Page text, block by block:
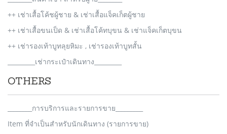
++ เช่าเสื้อโค้ชผู้ชาย & เช่าเสื้อแจ็คเก็ตผู้ชาย
++ เช่าเสื้อขนเป็ด & เช่าเสื้อโค้ทบุขน & เช่าแจ็คเก็ตบุขน
++ เช่ารองเท้าบูทลุยหิมะ , เช่ารองเท้าบูทสั้น
_________เช่ากระเป๋าเดินทาง_________
OTHERS
________การบริการและรายการขาย_________
Item ที่จำเป็นสำหรับนักเดินทาง (รายการขาย)